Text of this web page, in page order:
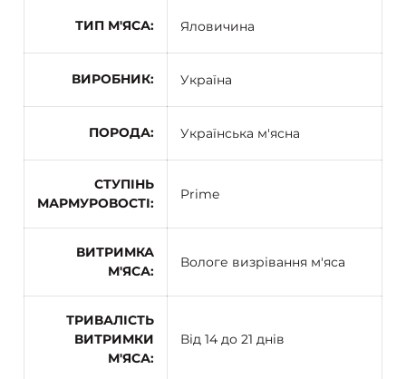
ТИП М'ЯСА Яловичина
ВИРОБНИК Україна
ПОРОДА Українська м'ясна
СТУПІНЬ
МАРМУРОВОСТІ
Prime
ВИТРИМКА
М'ЯСА
Вологе визрівання м'яса
ТРИВАЛІСТЬ
ВИТРИМКИ
М'ЯСА
Від 14 до 21 днів